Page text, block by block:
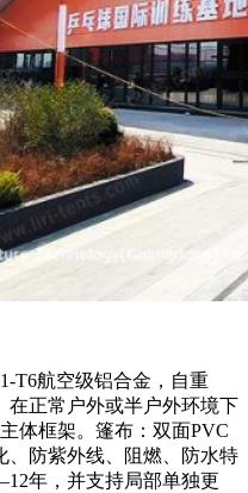
T6航空级铝合金，自重
在正常户外或半户外环境下
体框架。篷布：双面PVC
、防紫外线、阻燃、防水特
年，并支持局部单独更